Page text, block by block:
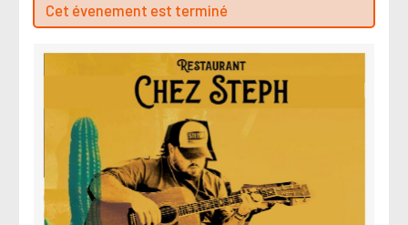
Cet évenement est terminé